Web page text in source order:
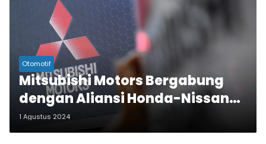
Otomotif
Mitsubishi Motors Bergabung
dengan Aliansi Honda-Nissan
untuk Pengembangan Mobil
Listrik
1 Agustus 2024